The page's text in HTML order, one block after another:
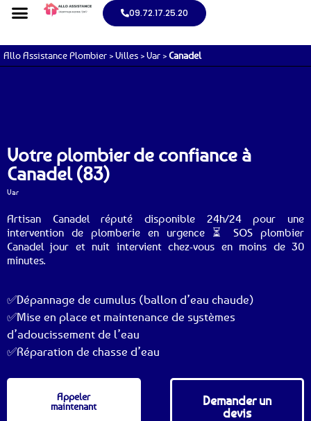
09.72.17.25.20
Allo Assistance Plombier >Villes >Var >Canadel
Votre plombier de confiance à
Canadel (83)
Var
Artisan Canadel réputé disponible 24h/24 pour une
intervention de plomberie en urgence ⏳ SOS plombier
Canadel jour et nuit intervient chez-vous en moins de 30
minutes.
✅Dépannage de cumulus (ballon d’eau chaude)
✅Mise en place et maintenance de systèmes
d’adoucissement de l’eau
✅Réparation de chasse d’eau
Appeler
maintenant
Demander un
devis